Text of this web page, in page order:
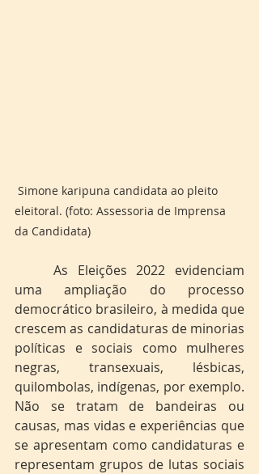
Simone karipuna candidata ao pleito
eleitoral. (foto: Assessoria de Imprensa
da Candidata)
uma ampliação do processo
democrático brasileiro, à medida que
crescem as candidaturas de minorias
políticas e sociais como mulheres
negras, transexuais, lésbicas,
quilombolas, indígenas, por exemplo.
Não se tratam de bandeiras ou
causas, mas vidas e experiências que
se apresentam como candidaturas e
representam grupos de lutas sociais